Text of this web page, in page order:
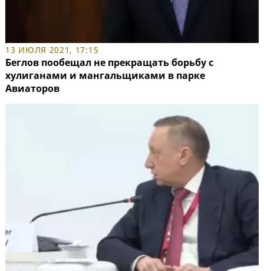
13 ИЮЛЯ 2021, 17:15
Беглов пообещал не прекращать борьбу с
хулиганами и мангальщиками в парке
Авиаторов